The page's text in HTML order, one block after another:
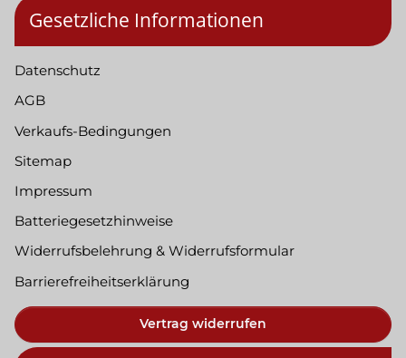
Gesetzliche Informationen
Datenschutz
AGB
Verkaufs-Bedingungen
Sitemap
Impressum
Batteriegesetzhinweise
Widerrufsbelehrung & Widerrufsformular
Barrierefreiheitserklärung
Vertrag widerrufen